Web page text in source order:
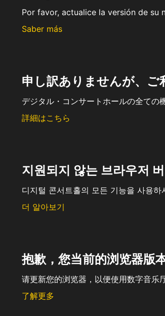
Por favor, actualice la versión de
Saber más
申し訳ありませんが、
デジタル・コンサートホールの全ての
詳細はこちら
지원되지 않는 브라우저
디지털 콘서트홀의 모든 기능을 사용
더 알아보기
抱歉，您当前的浏览器版
请更新您的浏览器，以便使用数字音乐
了解更多